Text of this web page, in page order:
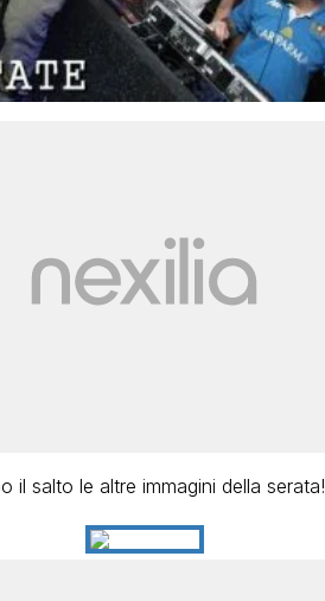
il salto le altre immagini della serata!